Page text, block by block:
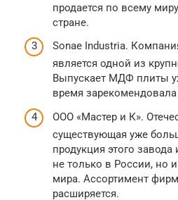
продается по всему
стране.
Sonae Industria.
является одной из
Выпускает МДФ плиты
время
ООО «Мастер и К».
существующая уже
продукция этого завода
не только в России, но
мира. Ассортимент
расширяется.